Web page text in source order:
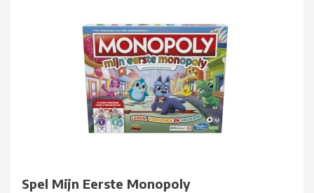
Spel Mijn Eerste Monopoly